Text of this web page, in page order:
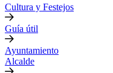
Cultura y Festejos
Guía útil
Ayuntamiento
Alcalde